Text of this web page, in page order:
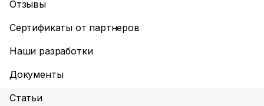
Отзывы
Сертификаты от партнеров
Наши разработки
Документы
Статьи